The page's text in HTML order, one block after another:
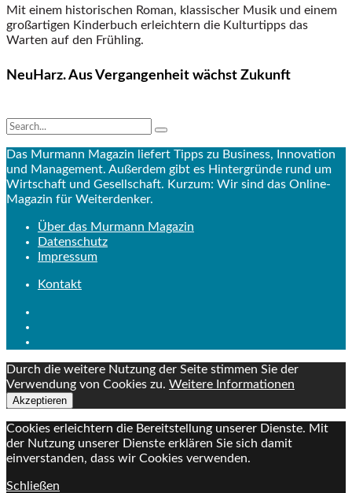
Mit einem historischen Roman, klassischer Musik und einem
großartigen Kinderbuch erleichtern die Kulturtipps das
Warten auf den Frühling.
NeuHarz. Aus Vergangenheit wächst Zukunft
Das Murmann Magazin liefert Tipps zu Business, Innovation
und Management. Außerdem gibt es Hintergründe rund um
Wirtschaft und Gesellschaft. Kurzum: Wir sind das Online-
Magazin für Weiterdenker.
Über das Murmann Magazin
Datenschutz
Impressum
Kontakt
Durch die weitere Nutzung der Seite stimmen Sie der
Verwendung von Cookies zu. Weitere Informationen
Akzeptieren
Cookies erleichtern die Bereitstellung unserer Dienste. Mit
der Nutzung unserer Dienste erklären Sie sich damit
einverstanden, dass wir Cookies verwenden.
Schließen